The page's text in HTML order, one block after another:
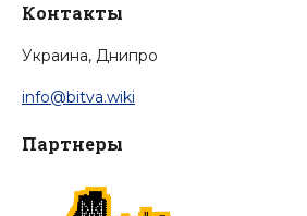
Контакты
Украина, Днипро
info@bitva.wiki
Партнеры